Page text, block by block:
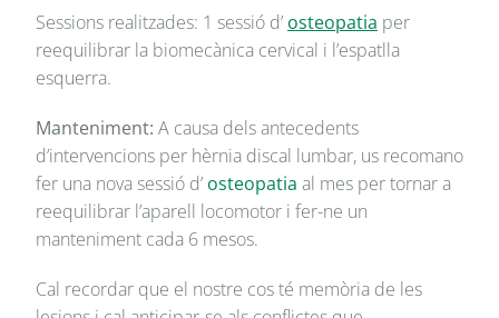
Sessions realitzades: 1 sessió d’ osteopatia per
reequilibrar la biomecànica cervical i l’espatlla
esquerra.
Manteniment: A causa dels antecedents
d’intervencions per hèrnia discal lumbar, us recomano
fer una nova sessió d’ osteopatia al mes per tornar a
reequilibrar l’aparell locomotor i fer-ne un
manteniment cada 6 mesos.
Cal recordar que el nostre cos té memòria de les